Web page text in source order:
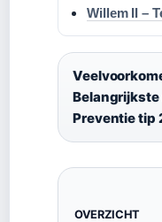
Willem II –
Belangrijkste
Preventie tip
OVERZICHT